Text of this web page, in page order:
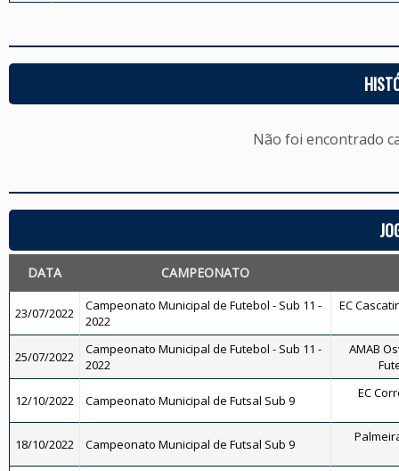
Não foi encontrado
DATA CAMPEONATO
23/07/2022
Campeonato Municipal de Futebol - Sub 11 -
2022
EC
25/07/2022
Campeonato Municipal de Futebol - Sub 11 -
2022
AMAB
12/10/2022 Campeonato Municipal de Futsal Sub 9 EC
18/10/2022 Campeonato Municipal de Futsal Sub 9